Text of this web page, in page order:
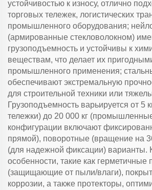
устойчивостью к износу, отлично
торговых тележек, логистических
промышленного оборудования;
(армированные стекловолокном)
грузоподъемность и устойчивы к
веществам, что делает их
промышленного применения;
обеспечивают экстремальную
для строительной техники или
Грузоподъемность варьируется от 5
тележки) до 20 000 кг
конфигурации включают
прямой), поворотные (вращение на
(для надежной фиксации) варианты.
особенности, такие как герметичные
(защищающие от пыли/влаги),
коррозии, а также протекторы,